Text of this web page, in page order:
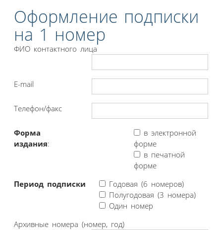
Оформление подписки
на 1 номер
ФИО контактного лица
E-mail
Телефон/факс
Форма
издания:
в электронной
форме
в печатной
форме
Период подписки
Годовая (6 номеров)
Полугодовая (3 номера)
Один номер
Архивные номера (номер, год)